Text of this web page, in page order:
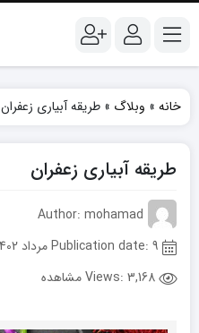
خانه » وبلاگ » طریقه آبیاری زعفران
طریقه آبیاری زعفران
Author: mohamad
3,168 مشاهده